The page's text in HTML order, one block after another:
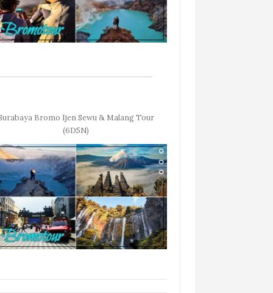
Bromo Ijen Sewu & Malang Tour
(6D5N)